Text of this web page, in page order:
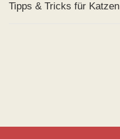
Tipps & Tricks für Katzen